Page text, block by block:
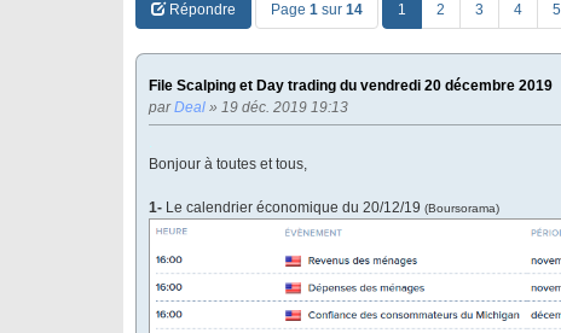
Répondre Page 1 sur 14 1 2 3 4 5
File Scalping et Day trading du vendredi 20 décembre 2019
parDeal » 19 déc. 2019 19:13
.
Bonjour à toutes et tous,
1- Le calendrier économique du 20/12/19 (Boursorama)